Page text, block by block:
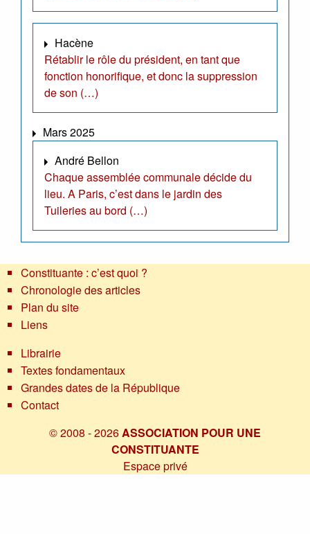
Hacène
Rétablir le rôle du président, en tant que
fonction honorifique, et donc la suppression
de son (…)
Mars 2025
André Bellon
Chaque assemblée communale décide du
lieu. A Paris, c’est dans le jardin des
Tuileries au bord (…)
Constituante : c’est quoi ?
Chronologie des articles
Plan du site
Liens
Librairie
Textes fondamentaux
Grandes dates de la République
Contact
© 2008 - 2026ASSOCIATION POUR UNE
CONSTITUANTE
Espace privé